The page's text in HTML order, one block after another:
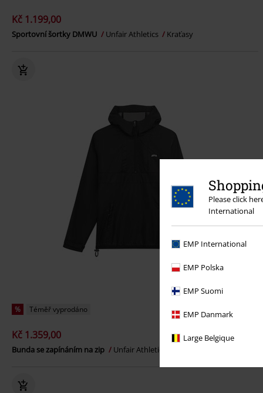
Please click
International
EMP International
EMP Polska
EMP Suomi
EMP Danmark
Large Belgique
Kč 1.199,00
Sportovní šortky DMWU Unfair Athletics Kraťasy
% Téměř vyprodáno
Kč 1.359,00
Bunda se zapínáním na zip Unfair Athletics